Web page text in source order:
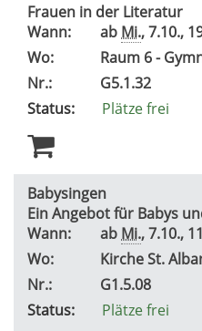
Frauen in der Literatur
Wann:
ab Mi., 7.10.,
Wo:
Raum 6 -
Nr.:
G5.1.32
Status:
Plätze frei
Babysingen
Ein Angebot für Babys
Wann:
ab Mi., 7.10.,
Wo:
Kirche St.
Nr.:
G1.5.08
Status:
Plätze frei